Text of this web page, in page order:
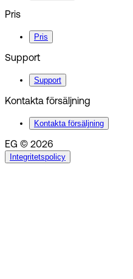
Pris
Pris
Support
Support
Kontakta försäljning
Kontakta försäljning
EG © 2026
Integritetspolicy